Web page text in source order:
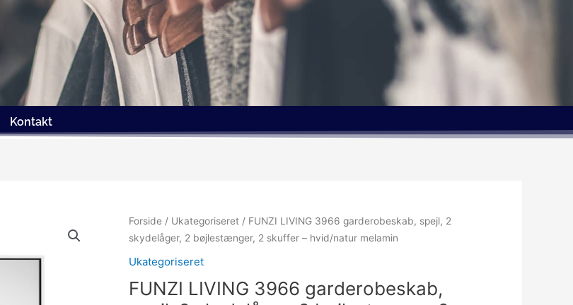
Kontakt
Forside / Ukategoriseret / FUNZI LIVING 3966 garderobeskab, spejl, 2
skydelåger, 2 bøjlestænger, 2 skuffer – hvid/natur melamin
Ukategoriseret
FUNZI LIVING 3966 garderobeskab,